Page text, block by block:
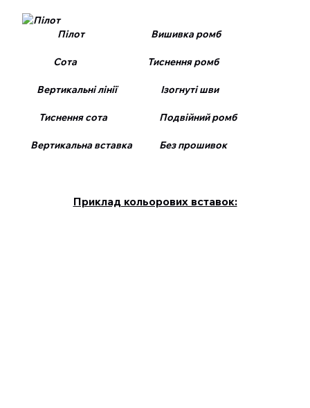
Пілот Вишивка ромб
Сота Тиснення ромб
Вертикальні лінії Ізогнуті шви
Тиснення сота Подвійний ромб
Вертикальна вставка Без прошивок
Приклад кольорових вставок: